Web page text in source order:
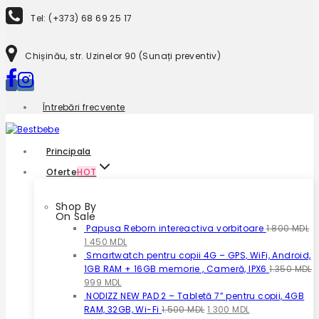
to
content
Tel: (+373) 68 69 25 17
Chișinău, str. Uzinelor 90 (Sunați preventiv)
Întrebări frecvente
Principala
OferteHOT
Shop By
On Sale
Papusa Reborn intereactiva vorbitoare 1.800MDL
Prețul
inițial
a
fost:
1.800 MDL.
1.450 MDL
curent
este:
Smartwatch pentru copii 4G – GPS, WiFi, Android,
1GB RAM + 16GB memorie , Cameră, IPX6 1.350MDL
Prețul
inițial
a
999 MDL
curent
este:
NODIZZ NEW PAD 2 – Tabletă 7” pentru copii, 4GB
RAM, 32GB, Wi-Fi 1.500MDL Prețul
1.300 MDL